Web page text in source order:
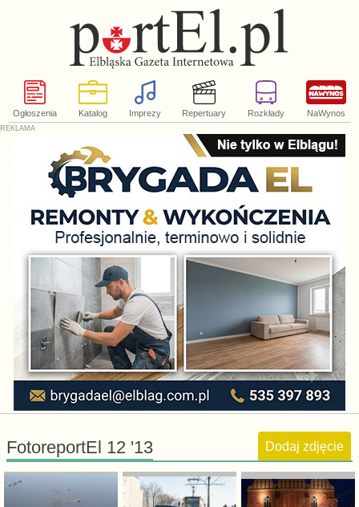
Ogłoszenia Katalog Imprezy Repertuary Rozkłady NaWynos
FotoreportEl 12 '13 Dodaj zdjęcie